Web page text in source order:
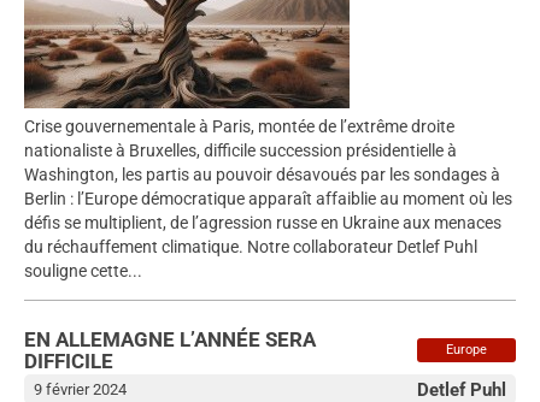
Crise gouvernementale à Paris, montée de l’extrême droite
nationaliste à Bruxelles, difficile succession présidentielle à
Washington, les partis au pouvoir désavoués par les sondages à
Berlin : l’Europe démocratique apparaît affaiblie au moment où les
défis se multiplient, de l’agression russe en Ukraine aux menaces
du réchauffement climatique. Notre collaborateur Detlef Puhl
souligne cette...
Europe
EN ALLEMAGNE L’ANNÉE SERA
DIFFICILE
Detlef Puhl
9 février 2024